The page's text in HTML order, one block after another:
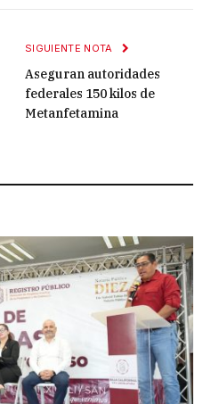
SIGUIENTE NOTA
Aseguran autoridades
federales 150 kilos de
Metanfetamina